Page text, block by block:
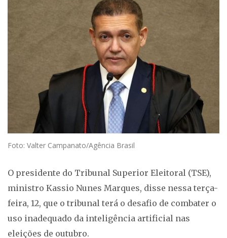
Foto: Valter Campanato/Agência Brasil
O presidente do Tribunal Superior Eleitoral (TSE),
ministro Kassio Nunes Marques, disse nessa terça-
feira, 12, que o tribunal terá o desafio de combater o
uso inadequado da inteligência artificial nas
eleições de outubro.